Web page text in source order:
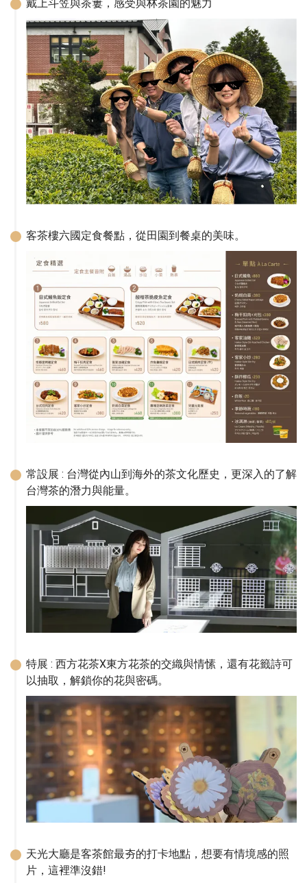
戴上斗笠與茶簍，感受與林茶園的魅力
客茶樓六國定食餐點，從田園到餐桌的美味。
常設展 : 台灣從內山到海外的茶文化歷史，更深入的了解
台灣茶的潛力與能量。
特展 : 西方花茶X東方花茶的交織與情愫，還有花籤詩可
以抽取，解鎖你的花與密碼。
天光大廳是客茶館最夯的打卡地點，想要有情境感的照
片，這裡準沒錯!